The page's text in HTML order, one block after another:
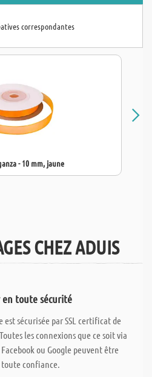
correspondantes
- 10 mm, jaune
CHEZ ADUIS
en toute sécurité
est sécurisée par SSL certificat de
les connexions que ce soit via
ou Google peuvent être
confiance.